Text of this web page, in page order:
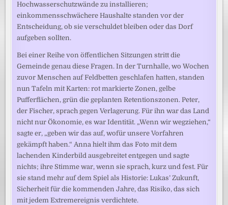
Hochwasserschutzwände zu installieren;
einkommensschwächere Haushalte standen vor der
Entscheidung, ob sie verschuldet bleiben oder das Dorf
aufgeben sollten.
Bei einer Reihe von öffentlichen Sitzungen stritt die
Gemeinde genau diese Fragen. In der Turnhalle, wo Wochen
zuvor Menschen auf Feldbetten geschlafen hatten, standen
nun Tafeln mit Karten: rot markierte Zonen, gelbe
Pufferflächen, grün die geplanten Retentionszonen. Peter,
der Fischer, sprach gegen Verlagerung. Für ihn war das Land
nicht nur Ökonomie, es war Identität. „Wenn wir wegziehen,“
sagte er, „geben wir das auf, wofür unsere Vorfahren
gekämpft haben.“ Anna hielt ihm das Foto mit dem
lachenden Kinderbild ausgebreitet entgegen und sagte
nichts; ihre Stimme war, wenn sie sprach, kurz und fest. Für
sie stand mehr auf dem Spiel als Historie: Lukas’ Zukunft,
Sicherheit für die kommenden Jahre, das Risiko, das sich
mit jedem Extremereignis verdichtete.